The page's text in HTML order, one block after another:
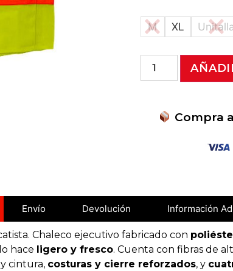
M XL Unitalla
Compra
Envío Devolución Información
Chaleco ejecutivo fabricado con
hace ligero y fresco. Cuenta con fibras de
cintura, costuras y cierre reforzados, y